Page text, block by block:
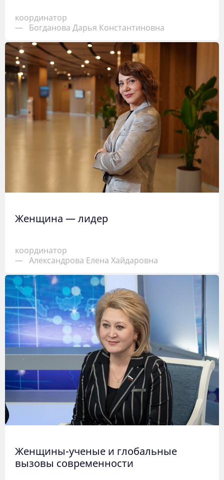
координатор
—
Богданова Дарья Константиновна
Женщина — лидер
координатор
— Александрова Елена Хайдаровна
Женщины-ученые и глобальные
вызовы современности